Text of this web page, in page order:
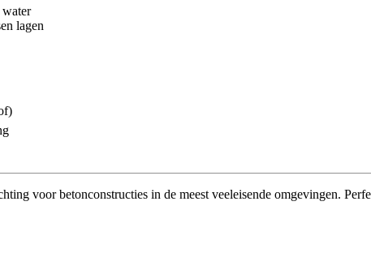
lagen
voor betonconstructies in de meest veeleisende omgevingen.